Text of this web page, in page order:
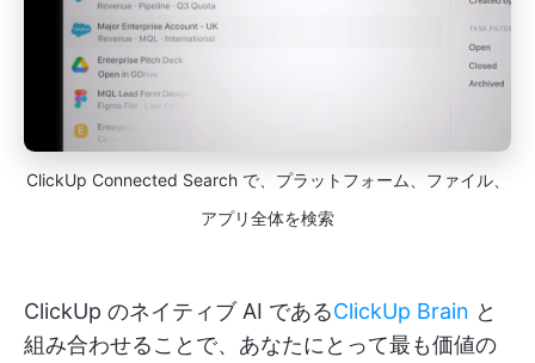
ClickUp Connected Search で、プラットフォーム、ファイル、
アプリ全体を検索
ClickUp のネイティブ AI であるClickUp Brain と
組み合わせることで、あなたにとって最も価値の